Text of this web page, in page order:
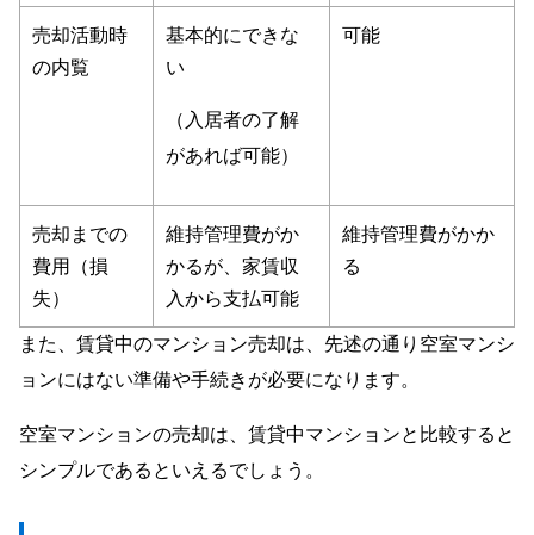
売却活動時
の内覧
基本的にできな
い
（入居者の了解
があれば可能）
可能
売却までの
費用（損
失）
維持管理費がか
かるが、家賃収
入から支払可能
維持管理費がかか
る
また、賃貸中のマンション売却は、先述の通り空室マンシ
ョンにはない準備や手続きが必要になります。
空室マンションの売却は、賃貸中マンションと比較すると
シンプルであるといえるでしょう。